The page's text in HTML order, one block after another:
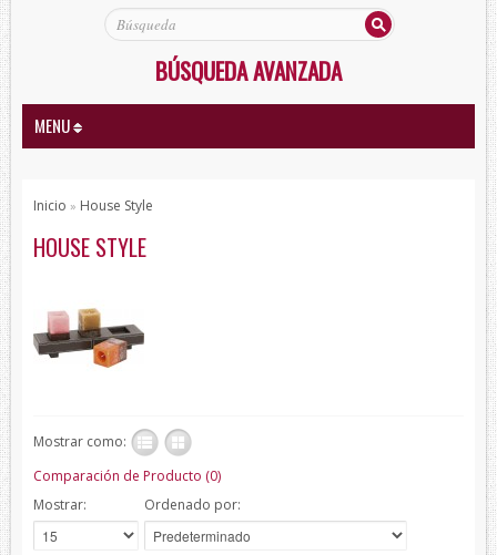
BÚSQUEDA AVANZADA
MENU
Pajaritas
Todos los Productos
Bisutería
Bufandas
Chales y foulares
Chales/Foulares Howards London
Chales/Foulares Marca Blanca
Viaje
Mantas
Inicio » House Style
HOUSE STYLE
Mostrar como:
Comparación de Producto (0)
Mostrar:
Ordenado por: